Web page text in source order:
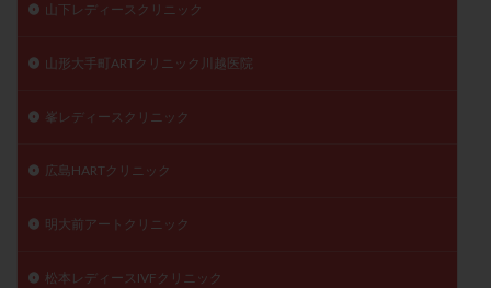
山下レディースクリニック
山形大手町ARTクリニック川越医院
峯レディースクリニック
広島HARTクリニック
明大前アートクリニック
松本レディースIVFクリニック